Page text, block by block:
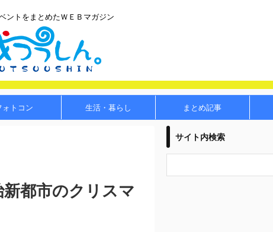
ントをまとめたＷＥＢマガジン
ォトコン 生活・暮らし まとめ記事
都市のクリスマ
サイト内検索